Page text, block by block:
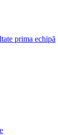
prima echipă